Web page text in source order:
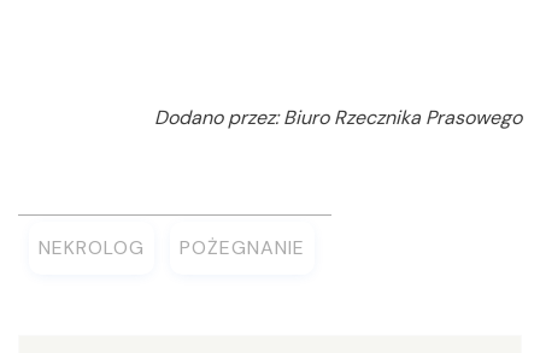
Dodano przez: Biuro Rzecznika Prasowego
NEKROLOG POŻEGNANIE